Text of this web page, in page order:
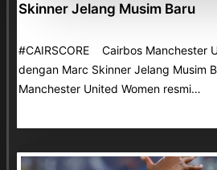
Skinner Jelang Musim Baru
#CAIRSCORE Cairbos Manchester
dengan Marc Skinner Jelang Musim
Manchester United Women resmi…